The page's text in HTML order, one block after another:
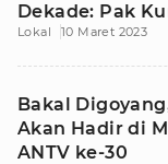
Dekade: Pak
Acara
Lokal 10 Maret 2023
Bakal
Akan Hadir di
ANTV ke-30